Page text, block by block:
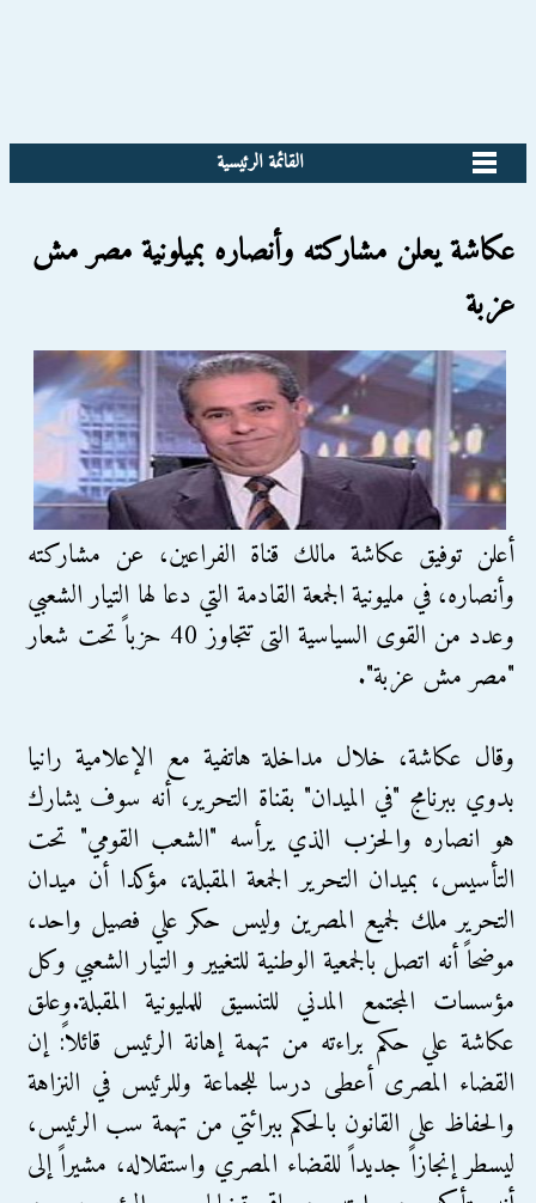
القائمة الرئيسية
عكاشة يعلن مشاركته وأنصاره بميلونية مصر مش
عزبة
أعلن توفيق عكاشة مالك قناة الفراعين، عن مشاركته
وأنصاره، في مليونية الجمعة القادمة التي دعا لها التيار الشعبي
وعدد من القوى السياسية التى تتجاوز 40 حزباً تحت شعار
"مصر مش عزبة".
وقال عكاشة، خلال مداخلة هاتفية مع الإعلامية رانيا
بدوي ببرنامج "في الميدان" بقناة التحرير، أنه سوف يشارك
هو انصاره والحزب الذي يرأسه "الشعب القومي" تحت
التأسيس، بميدان التحرير الجمعة المقبلة، مؤكدا أن ميدان
التحرير ملك لجميع المصرين وليس حكر علي فصيل واحد،
موضحاً أنه اتصل بالجمعية الوطنية للتغيير و التيار الشعبي وكل
مؤسسات المجتمع المدني للتنسيق للمليونية المقبلة.وعلق
عكاشة علي حكم براءته من تهمة إهانة الرئيس قائلاً: إن
القضاء المصرى أعطى درسا للجماعة وللرئيس في النزاهة
والحفاظ على القانون بالحكم ببرائتي من تهمة سب الرئيس،
ليسطر إنجازاً جديداً للقضاء المصري واستقلاله، مشيراً إلى